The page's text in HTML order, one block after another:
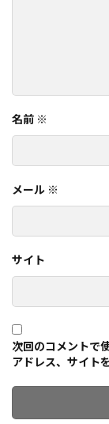
名前 ※
メール ※
サイト
次回のコメントで
アドレス、サイト